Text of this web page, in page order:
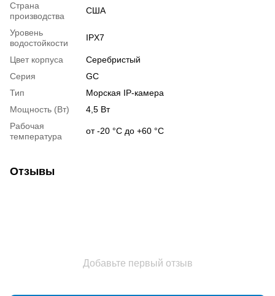
Страна
производства
США
Уровень
водостойкости
IPX7
Цвет корпуса
Серебристый
Серия
GC
Тип
Морская IP-камера
Мощность (Вт)
4,5 Вт
Рабочая
температура
от -20 °C до +60 °C
Отзывы
Добавьте первый отзыв